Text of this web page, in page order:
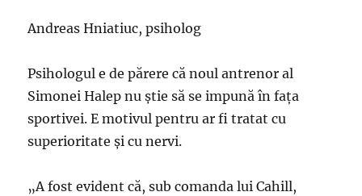
Andreas Hniatiuc, psiholog
Psihologul e de părere că noul antrenor al
Simonei Halep nu știe să se impună în fața
sportivei. E motivul pentru ar fi tratat cu
superioritate și cu nervi.
„A fost evident că, sub comanda lui Cahill,